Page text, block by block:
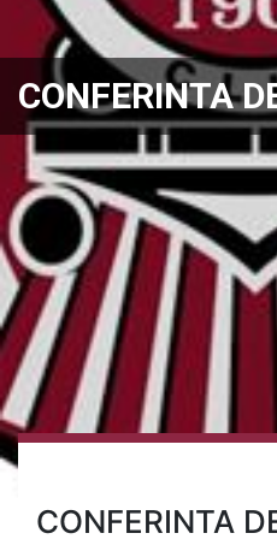
CONFERINTA
CONFERINTA